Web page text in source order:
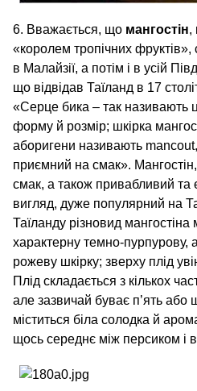
6. Вважається, що мангостін,
«королем тропічних
в Малайзії, а потім і в усій
що відвідав Таїланд в 17
«Серце бика – так називають
форму й розмір; шкірка
аборигени називають
приємний на смак».
смак, а також привабливий та
вигляд, дуже популярний на
Таїланду різновид
характерну темно-пурпурову,
рожеву шкірку; зверху плід
Плід складається з кількох
але зазвичай буває п’ять або
міститься біла солодка й
щось середнє між персиком і